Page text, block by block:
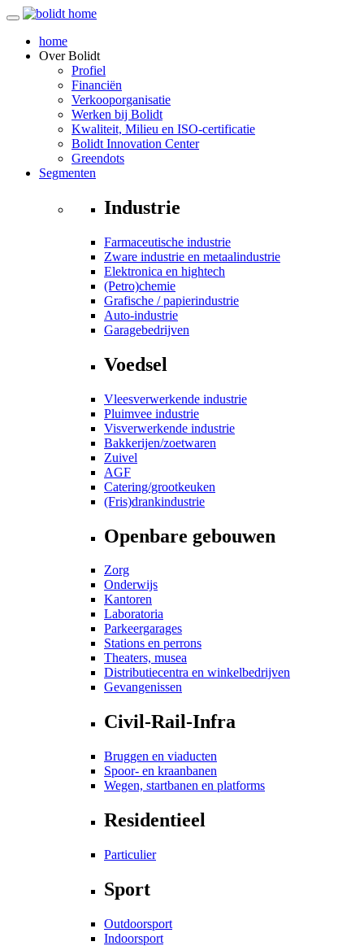
home
OverBolidt
Profiel
Financiën
Verkooporganisatie
Werken bij Bolidt
Kwaliteit, Milieu en ISO-certificatie
Bolidt Innovation Center
Greendots
Segmenten
Industrie
Farmaceutische industrie
Zware industrie en metaalindustrie
Elektronica en hightech
(Petro)chemie
Grafische / papierindustrie
Auto-industrie
Garagebedrijven
Voedsel
Vleesverwerkende industrie
Pluimvee industrie
Visverwerkende industrie
Bakkerijen/zoetwaren
Zuivel
AGF
Catering/grootkeuken
(Fris)drankindustrie
Openbare gebouwen
Zorg
Onderwijs
Kantoren
Laboratoria
Parkeergarages
Stations en perrons
Theaters, musea
Distributiecentra en winkelbedrijven
Gevangenissen
Civil-Rail-Infra
Bruggen en viaducten
Spoor- en kraanbanen
Wegen, startbanen en platforms
Residentieel
Particulier
Sport
Outdoorsport
Indoorsport